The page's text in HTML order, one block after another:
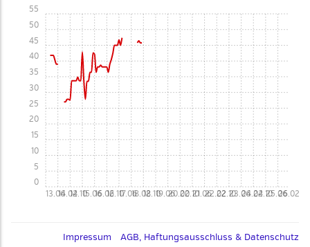
13.0614.0214.1015.0616.0216.1017.0618.0218.1019.0620.0220.1021.0622.0222.1023.0624.0224.1025.0626.02
0
5
10
15
20
25
30
35
40
45
50
55
Impressum AGB, Haftungsausschluss & Datenschutz